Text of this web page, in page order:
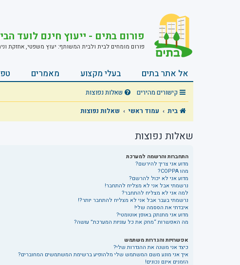
פורום בתים - ייעוץ חינם לועד
פורום מומחים לבית ולבית המשותף: יעוץ משפטי, אחזקת
אל אתר בתים בעלי מקצוע מאמרים
קישורים מהירים שאלות נפוצות
בית
עמוד ראשי שאלות נפוצות
שאלות נפוצות
התחברות והרשמה למערכת
מדוע אני צריך להירשם?
מהו COPPA?
מדוע אני לא יכול להרשם?
נרשמתי אבל אני לא מצליח להתחבר!
למה אני לא מצליח להתחבר?
נרשמתי בעבר אבל אני לא מצליח להתחבר יותר?!
איבדתי את הססמה שלי!
מדוע אני מתנתק באופן אוטומטי?
מה האפשרות “מחק את כל עוגיות המערכת” עושה?
אפשרויות והגדרות משתמש
כיצד אני משנה את ההגדרות שלי?
איך אני מונע משם המשתמש שלי מלהופיע ברשימת המשתמשים המחוברים?
הזמנים אינם נכונים!